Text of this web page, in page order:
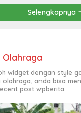
Gudang
Jalan
Morawa
Selengkapnya
widget dengan style
anda bisa
post wpberita.